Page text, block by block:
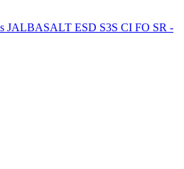
JALBASALT ESD S3S CI FO SR -